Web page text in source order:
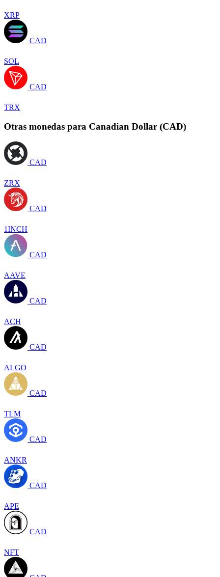
XRP
CAD
SOL
CAD
TRX
Otras monedas para Canadian Dollar (CAD)
CAD
ZRX
CAD
1INCH
CAD
AAVE
CAD
ACH
CAD
ALGO
CAD
TLM
CAD
ANKR
CAD
APE
CAD
NFT